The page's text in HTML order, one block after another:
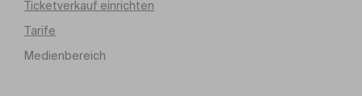
Ticketverkauf einrichten
Tarife
Medienbereich